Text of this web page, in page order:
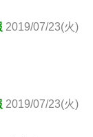
2019/07/23(火)
2019/07/23(火)